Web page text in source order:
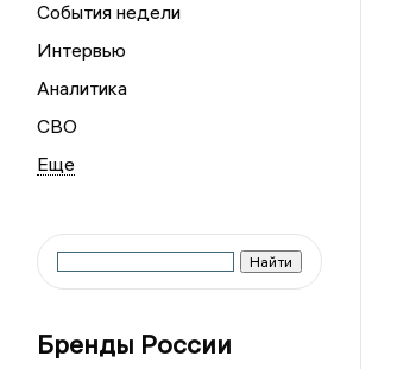
События недели
Интервью
Аналитика
СВО
Бренды России